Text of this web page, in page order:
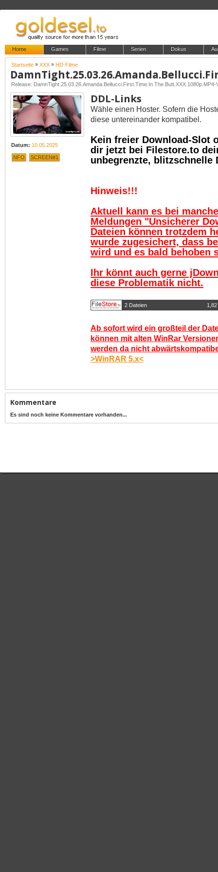
Home Games Filme Serien Dokus
Startseite » XXX » HD-Filme
Release: DamnTight.25.03.26.Amanda.Bellucci.First.Time.In.The.Butt.XXX.1080p.MP4-
Datum: 10.05.2025
NFO SCREEN#1
DDL-Links
Wähle einen Hoster. Sofern die
diese untereinander kompatibel.
Kein freier Download-Slot
dir jetzt bei Filestore.to
unbegrenzte, blitzschnelle
Hinweis!!!
Aktuell kann es bei
Meldungen "Unsicherer
Dateien können trotzdem
wurde zugesichert, dass
wird und es bald behoben
Ihr könnt auch gerne
diese Problematik nicht.
2 Dateien
Ab sofort wird ein großteil der
können mit alten WinRar
werden da nicht
>WinRAR 5.x<
Kommentare
Es sind noch keine Kommentare vorhanden...